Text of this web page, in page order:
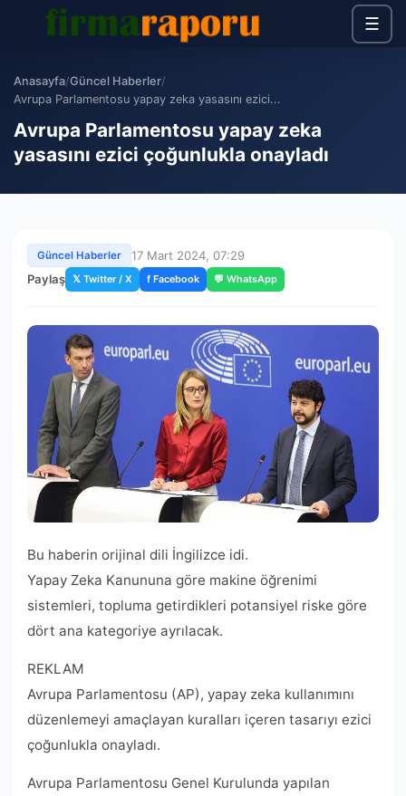
☰
Anasayfa/Güncel Haberler/
Avrupa Parlamentosu yapay zeka yasasını ezici...
Avrupa Parlamentosu yapay zeka
yasasını ezici çoğunlukla onayladı
Güncel Haberler
17 Mart 2024, 07:29
Paylaş 𝕏 Twitter / X f Facebook 💬 WhatsApp
Bu haberin orijinal dili İngilizce idi.
Yapay Zeka Kanununa göre makine öğrenimi
sistemleri, topluma getirdikleri potansiyel riske göre
dört ana kategoriye ayrılacak.
REKLAM
Avrupa Parlamentosu (AP), yapay zeka kullanımını
düzenlemeyi amaçlayan kuralları içeren tasarıyı ezici
çoğunlukla onayladı.
Avrupa Parlamentosu Genel Kurulunda yapılan